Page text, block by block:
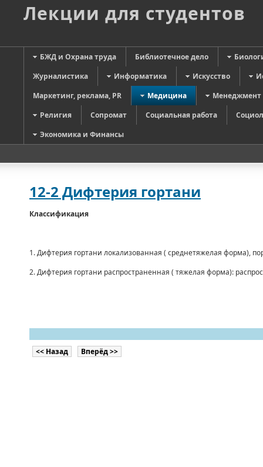
Лекции для студентов
БЖД и Охрана труда Библиотечное дело
Журналистика
Информатика Искусство
Маркетинг, реклама, PR
Медицина
Менеджмент
Религия
Сопромат Социальная работа
Экономика и Финансы
12-2 Дифтерия гортани
Классификация
1. Дифтерия гортани локализованная ( среднетяжелая форма),
2. Дифтерия гортани распространенная ( тяжелая форма):
<< Назад Вперёд >>